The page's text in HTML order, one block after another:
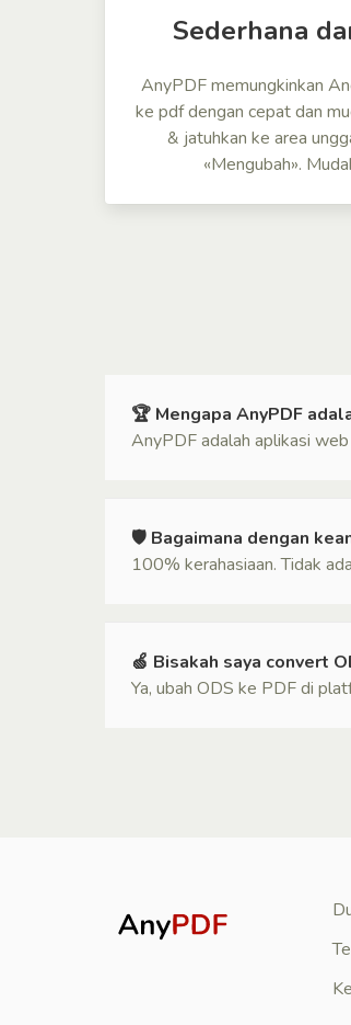
Sederhana
AnyPDF memungkinkan
ke pdf dengan cepat dan
& jatuhkan ke area
«Mengubah».
🏆 Mengapa AnyPDF
AnyPDF adalah aplikasi
🛡 Bagaimana dengan
100% kerahasiaan. Tidak
🍏 Bisakah saya convert
Ya, ubah ODS ke PDF di